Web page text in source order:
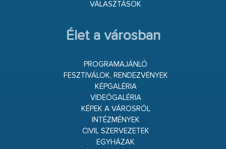
VÁLASZTÁSOK
Élet a városban
PROGRAMAJÁNLÓ
FESZTIVÁLOK, RENDEZVÉNYEK
KÉPGALÉRIA
VIDEÓGALÉRIA
KÉPEK A VÁROSRÓL
INTÉZMÉNYEK
CIVIL SZERVEZETEK
EGYHÁZAK